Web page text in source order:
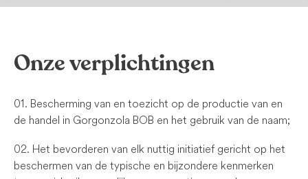
Onze verplichtingen
01. Bescherming van en toezicht op de productie van en
de handel in Gorgonzola BOB en het gebruik van de naam;
02. Het bevorderen van elk nuttig initiatief gericht op het
beschermen van de typische en bijzondere kenmerken